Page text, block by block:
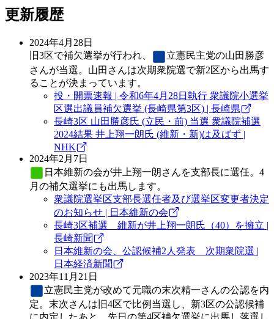
更新履歴
2024年4月28日
旧3区で補欠選挙が行われ、
立憲民主党の山田勝彦
さんが当選。山田さんは次期衆院選で新2区から出馬す
ることが決まっています。
投・開票速報 | 令和6年4月28日執行 衆議院小選挙
区選出議員補欠選挙 (長崎県第3区) | 長崎県
長崎3区 山田勝彦氏 (立民・前) 当選 衆議院補選
2024結果 井上翔一朗氏 (維新・新)は及ばず |
NHK
2024年2月7日
日本維新の会が井上翔一朗さんを支部長に選任。4
月の補欠選挙にも出馬します。
衆議院選挙区支部長選任者及び選挙区変更者決定
のお知らせ | 日本維新の会
長崎3区補選 維新が井上翔一朗氏（40）を擁立 |
長崎新聞
日本維新の会、公認候補2人発表 次期衆院選 |
日本経済新聞
2023年11月21日
立憲民主党が改めて元職の末次精一さんの公認を内
定。末次さんは旧4区で比例当選し、新3区の公認候補